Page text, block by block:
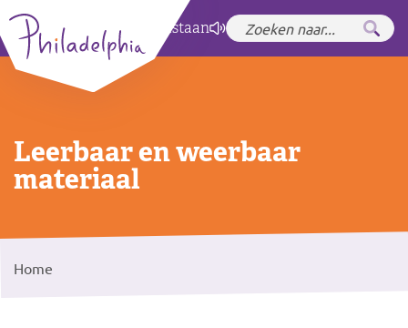
Zet hoog contrastaan
Leerbaar en weerbaar
materiaal
Home